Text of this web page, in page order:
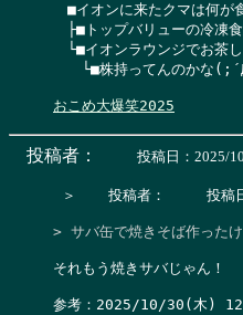
■イオンに来たクマは何
├■トップバリューの冷凍
└■イオンラウンジでお茶
└■株持ってんのかな
おこめ大爆笑2025
投稿者： 投稿日：2025/
＞　  投稿者：　   投
> サバ缶で焼きそば作った
それもう焼きサバじゃん！
参考：2025/10/30(木)